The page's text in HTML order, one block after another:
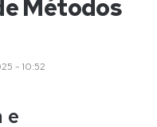
Métodos
- 10:52
e